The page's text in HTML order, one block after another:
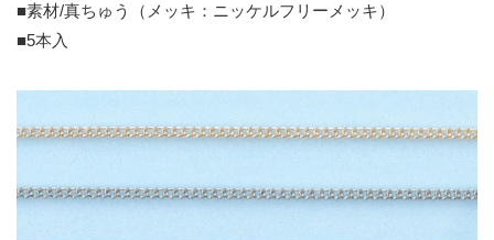
■素材/真ちゅう（メッキ：ニッケルフリーメッキ）
■5本入